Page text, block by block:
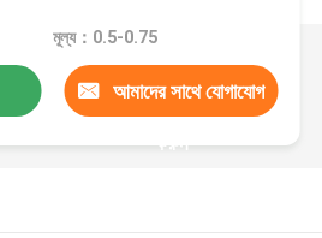
মূল্য：0.5-0.75
আমাদের সাথে যোগাযোগ
করুন